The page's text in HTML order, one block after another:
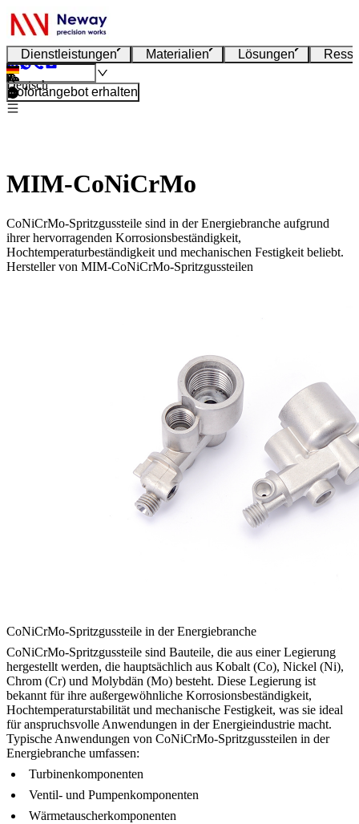
Dienstleistungen Materialien Lösungen
Deutsch
Sofortangebot erhalten
MIM-CoNiCrMo
CoNiCrMo-Spritzgussteile sind in der Energiebranche aufgrund
ihrer hervorragenden Korrosionsbeständigkeit,
Hochtemperaturbeständigkeit und mechanischen Festigkeit beliebt.
Hersteller von MIM-CoNiCrMo-Spritzgussteilen
CoNiCrMo-Spritzgussteile in der Energiebranche
CoNiCrMo-Spritzgussteile sind Bauteile, die aus einer Legierung
hergestellt werden, die hauptsächlich aus Kobalt (Co), Nickel (Ni),
Chrom (Cr) und Molybdän (Mo) besteht. Diese Legierung ist
bekannt für ihre außergewöhnliche Korrosionsbeständigkeit,
Hochtemperaturstabilität und mechanische Festigkeit, was sie ideal
für anspruchsvolle Anwendungen in der Energieindustrie macht.
Typische Anwendungen von CoNiCrMo-Spritzgussteilen in der
Energiebranche umfassen:
Turbinenkomponenten
Ventil- und Pumpenkomponenten
Wärmetauscherkomponenten